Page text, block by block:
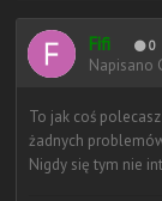
Fifi 0
Napisano
To jak coś
żadnych
Nigdy się tym nie